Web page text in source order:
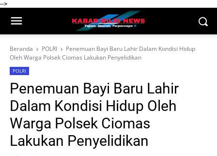
-->
Beranda POLRI
Penemuan Bayi Baru Lahir Dalam Kondisi Hidup
Oleh Warga Polsek Ciomas Lakukan Penyelidikan
POLRI
Penemuan Bayi Baru Lahir
Dalam Kondisi Hidup Oleh
Warga Polsek Ciomas
Lakukan Penyelidikan